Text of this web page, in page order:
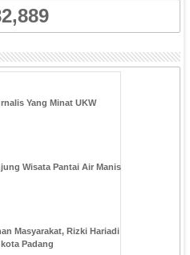
Yang Minat UKW
Wisata Pantai Air Manis
Masyarakat, Rizki Hariadi
Padang